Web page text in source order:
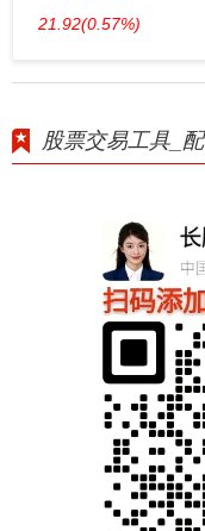
21.92(0.57%)
股票交易工具_